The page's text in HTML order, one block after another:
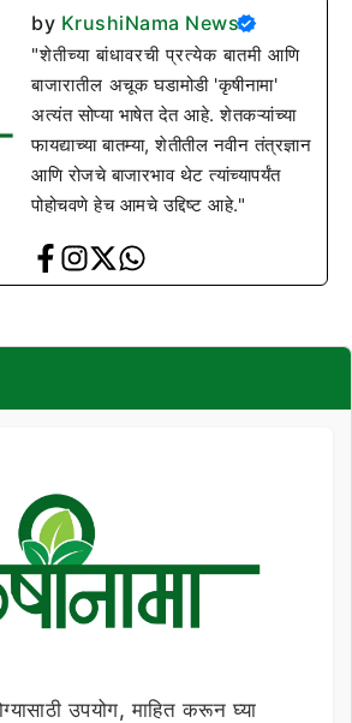
by KrushiNama News
"शेतीच्या बांधावरची प्रत्येक बातमी आणि
बाजारातील अचूक घडामोडी 'कृषीनामा'
अत्यंत सोप्या भाषेत देत आहे. शेतकऱ्यांच्या
फायद्याच्या बातम्या, शेतीतील नवीन तंत्रज्ञान
आणि रोजचे बाजारभाव थेट त्यांच्यापर्यंत
पोहोचवणे हेच आमचे उद्दिष्ट आहे."
उपयोग, माहित करून घ्या